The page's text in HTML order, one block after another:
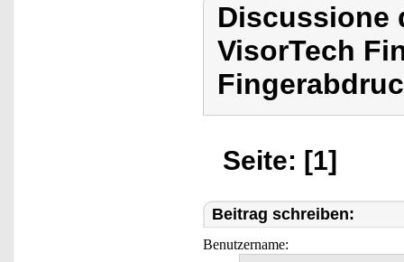
Discussione
VisorTech
Seite: [1]
Beitrag schreiben:
Benutzername: